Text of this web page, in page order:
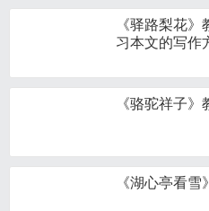
《驿路梨花
习本文的写作
《骆驼祥子
《湖心亭看